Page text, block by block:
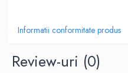
Informatii conformitate produs
Review-uri (0)